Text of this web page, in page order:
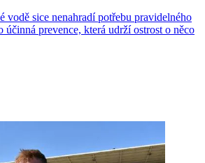
vodě sice nenahradí potřebu pravidelného
účinná prevence, která udrží ostrost o něco